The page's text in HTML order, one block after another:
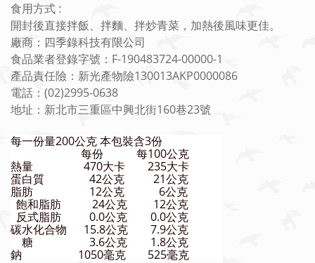
食用方式 :
開封後直接拌飯、拌麵、拌炒青菜，加熱後風味更佳。
廠商：四季錄科技有限公司
食品業者登錄字號：F-190483724-00000-1
產品責任險：新光產物險130013AKP0000086
電話：(02)2995-0638
地址：新北市三重區中興北街160巷23號
每一份量200公克 本包裝含3份
每份
每100公克
熱量
470大卡
235大卡
蛋白質
42公克
21公克
脂肪
12公克
6公克
飽和脂肪
24公克 12公克
反式脂肪
0.0公克 0.0公克
碳水化合物
15.8公克 7.9公克
糖
鈉
3.6公克
1050毫克
1.8公克
525毫克